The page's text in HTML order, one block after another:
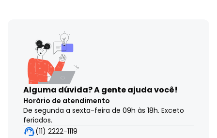
Alguma dúvida?A gente ajuda você!
Horário de atendimento
De segunda a sexta-feira de 09h às 18h. Exceto
feriados.
(11) 2222-1119